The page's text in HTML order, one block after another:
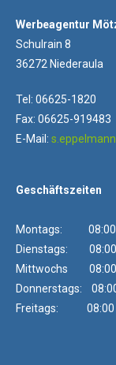
Werbeagentur
Schulrain 8
36272 Niederaula
Tel: 06625-1820
Fax: 06625-919483
E-Mail:
Geschäftszeiten
Montags: 08:00
Dienstags: 08:00
Mittwochs 08:00
Donnerstags:
Freitags: 08:00